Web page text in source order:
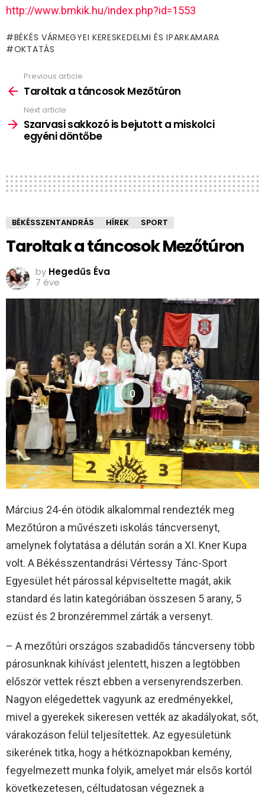
http://www.bmkik.hu/index.php?id=1553
BÉKÉS VÁRMEGYEI KERESKEDELMI ÉS IPARKAMARA
OKTATÁS
more
Previous article
Taroltak a táncosok Mezőtúron
Next article
Szarvasi sakkozó is bejutott a miskolci
egyéni döntőbe
BÉKÉSSZENTANDRÁS HÍREK SPORT
Taroltak a táncosok Mezőtúron
by Hegedűs Éva
7 éve
0
Március 24-én ötödik alkalommal rendezték meg
Mezőtúron a művészeti iskolás táncversenyt,
amelynek folytatása a délután során a XI. Kner Kupa
volt. A Békésszentandrási Vértessy Tánc-Sport
Egyesület hét párossal képviseltette magát, akik
standard és latin kategóriában összesen 5 arany, 5
ezüst és 2 bronzéremmel zárták a versenyt.
– A mezőtúri országos szabadidős táncverseny több
párosunknak kihívást jelentett, hiszen a legtöbben
először vettek részt ebben a versenyrendszerben.
Nagyon elégedettek vagyunk az eredményekkel,
mivel a gyerekek sikeresen vették az akadályokat, sőt,
várakozáson felül teljesítettek. Az egyesületünk
sikerének titka, hogy a hétköznapokban kemény,
fegyelmezett munka folyik, amelyet már elsős kortól
következetesen, céltudatosan végeznek a